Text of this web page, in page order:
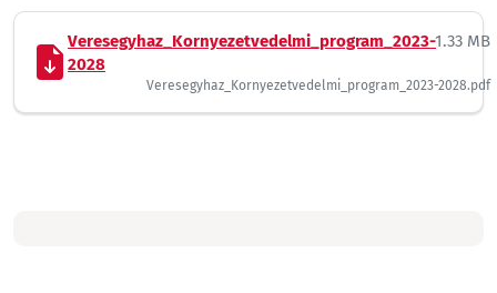
Veresegyhaz_Kornyezetvedelmi_program_2023-
2028
1.33 MB
Veresegyhaz_Kornyezetvedelmi_program_2023-2028.pdf